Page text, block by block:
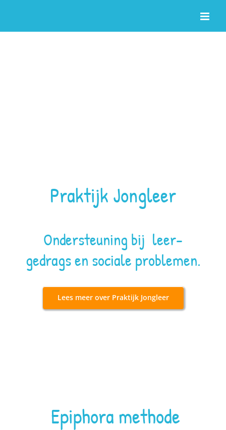
Praktijk Jongleer
Ondersteuning bij leer-
gedrags en sociale problemen.
Lees meer over Praktijk Jongleer
Epiphora methode